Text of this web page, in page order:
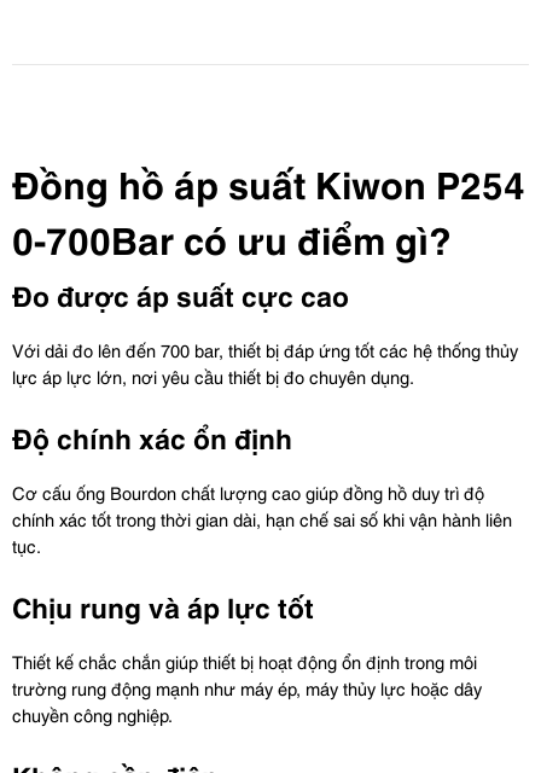
Đồng hồ áp suất Kiwon P254
0-700Bar có ưu điểm gì?
Đo được áp suất cực cao
Với dải đo lên đến 700 bar, thiết bị đáp ứng tốt các hệ thống thủy
lực áp lực lớn, nơi yêu cầu thiết bị đo chuyên dụng.
Độ chính xác ổn định
Cơ cấu ống Bourdon chất lượng cao giúp đồng hồ duy trì độ
chính xác tốt trong thời gian dài, hạn chế sai số khi vận hành liên
tục.
Chịu rung và áp lực tốt
Thiết kế chắc chắn giúp thiết bị hoạt động ổn định trong môi
trường rung động mạnh như máy ép, máy thủy lực hoặc dây
chuyền công nghiệp.